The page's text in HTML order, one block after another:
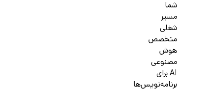
شما
مسیر
شغلی
متخصص
هوش
مصنوعی
AI برای
برنامه‌نویس‌ها